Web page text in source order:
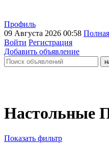
Профиль
09 Августа 2026 00:58 Полная
Войти Регистрация
Добавить объявление
Настольные
Показать фильтр